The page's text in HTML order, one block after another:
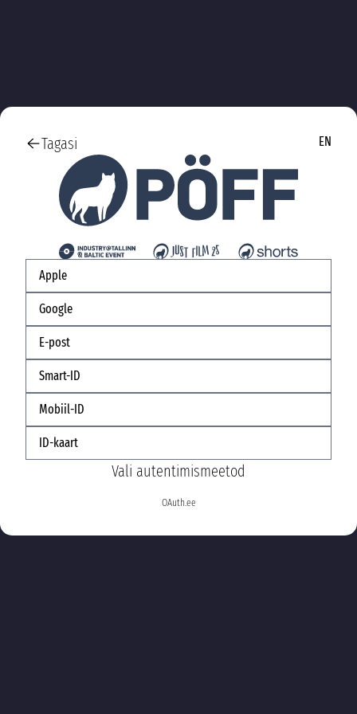
Tagasi EN
Apple
Google
E-post
Smart-ID
Mobiil-ID
ID-kaart
Vali autentimismeetod
OAuth.ee